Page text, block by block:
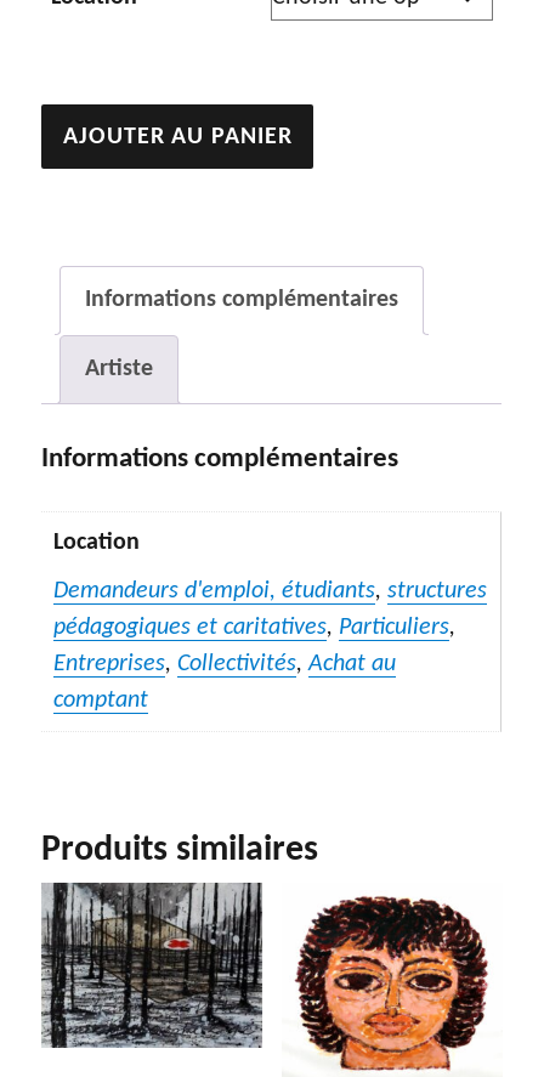
quantité
de
ne
l’attendait
AJOUTER AU PANIER
Informations complémentaires
Artiste
Informations complémentaires
Location
Demandeurs d'emploi, étudiants,structures
pédagogiques et caritatives, Particuliers,
Entreprises,Collectivités,Achat au
comptant
Produits similaires